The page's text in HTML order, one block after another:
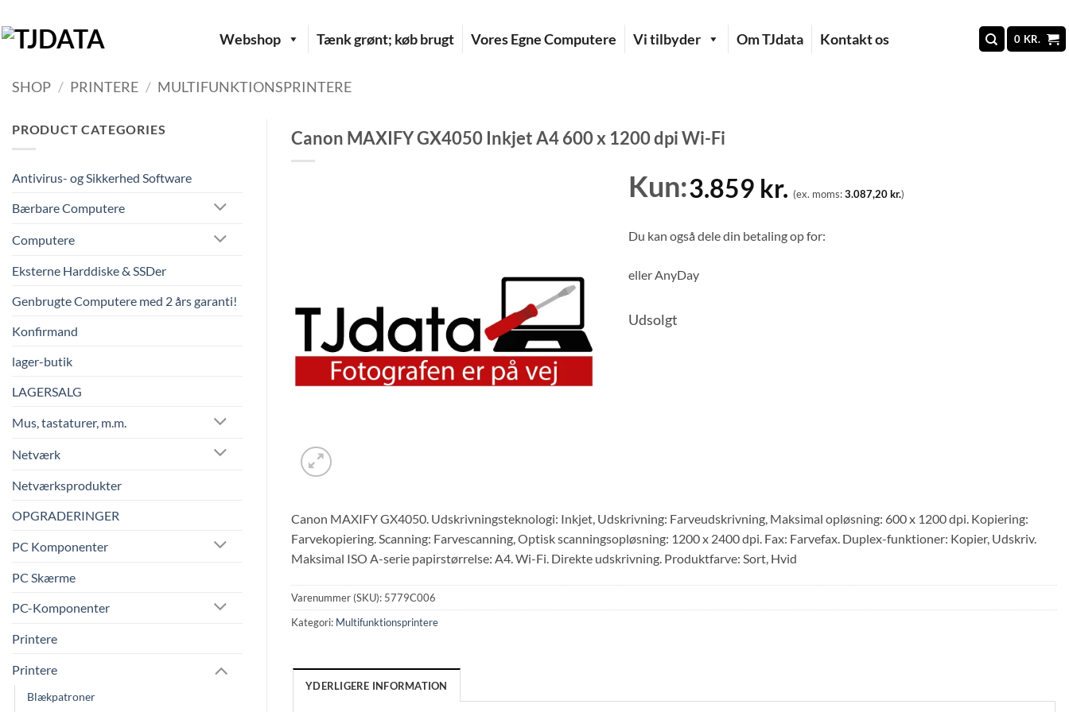
til
indhold
Webshop Tænk grønt; køb brugt Vores Egne Computere Vi tilbyder Om TJdata Kontakt os 0 KR.
SHOP / PRINTERE / MULTIFUNKTIONSPRINTERE
PRODUCT CATEGORIES
Antivirus- og Sikkerhed Software
Bærbare Computere
Computere
Eksterne Harddiske & SSDer
Genbrugte Computere med 2 års garanti!
Konfirmand
lager-butik
LAGERSALG
Mus, tastaturer, m.m.
Netværk
Netværksprodukter
OPGRADERINGER
PC Komponenter
PC Skærme
PC-Komponenter
Printere
Printere
Blækpatroner
Canon MAXIFY GX4050 Inkjet A4 600 x 1200 dpi Wi-Fi
Kun:3.859 kr. (ex. moms:3.087,20kr.)
Du kan også dele din betaling op for:
ellerAnyDay
Udsolgt
Canon MAXIFY GX4050. Udskrivningsteknologi: Inkjet, Udskrivning: Farveudskrivning, Maksimal opløsning: 600 x 1200 dpi. Kopiering:
Farvekopiering. Scanning: Farvescanning, Optisk scanningsopløsning: 1200 x 2400 dpi. Fax: Farvefax. Duplex-funktioner: Kopier, Udskriv.
Maksimal ISO A-serie papirstørrelse: A4. Wi-Fi. Direkte udskrivning. Produktfarve: Sort, Hvid
Varenummer (SKU): 5779C006
Kategori: Multifunktionsprintere
YDERLIGERE INFORMATION